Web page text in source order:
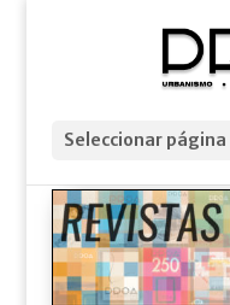
Seleccionar página